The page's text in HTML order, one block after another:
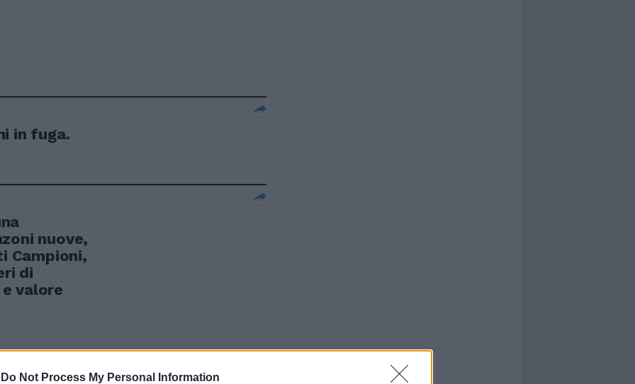
Do Not Process My Personal Information
in fuga.
nuove,
Campioni,
di
valore